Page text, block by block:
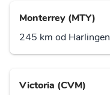
Monterrey (MTY)
245 km od Harlingen
Victoria (CVM)